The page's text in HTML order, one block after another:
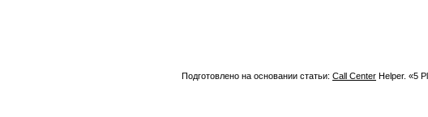
Подготовлено на основании статьи: Call Center Helper. «5